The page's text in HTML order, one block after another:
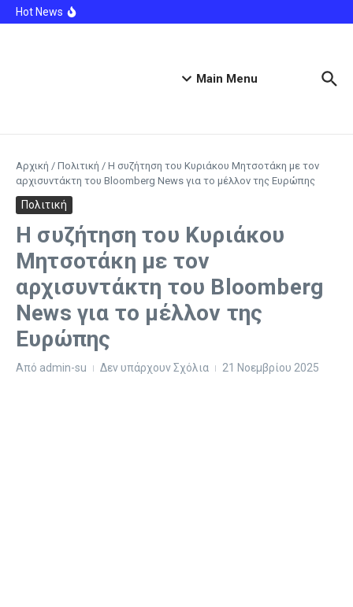
Μετάβαση στο περιεχόμενο
Hot News
δολοφονία 78χρονου βετεράνου
Main Menu
Αρχική / Πολιτική / H συζήτηση του Κυριάκου Μητσοτάκη με τον
αρχισυντάκτη του Bloomberg News για το μέλλον της Ευρώπης
Πολιτική
H συζήτηση του Κυριάκου
Μητσοτάκη με τον
αρχισυντάκτη του Bloomberg
News για το μέλλον της
Ευρώπης
Από admin-su Δεν υπάρχουν Σχόλια 21 Νοεμβρίου 2025